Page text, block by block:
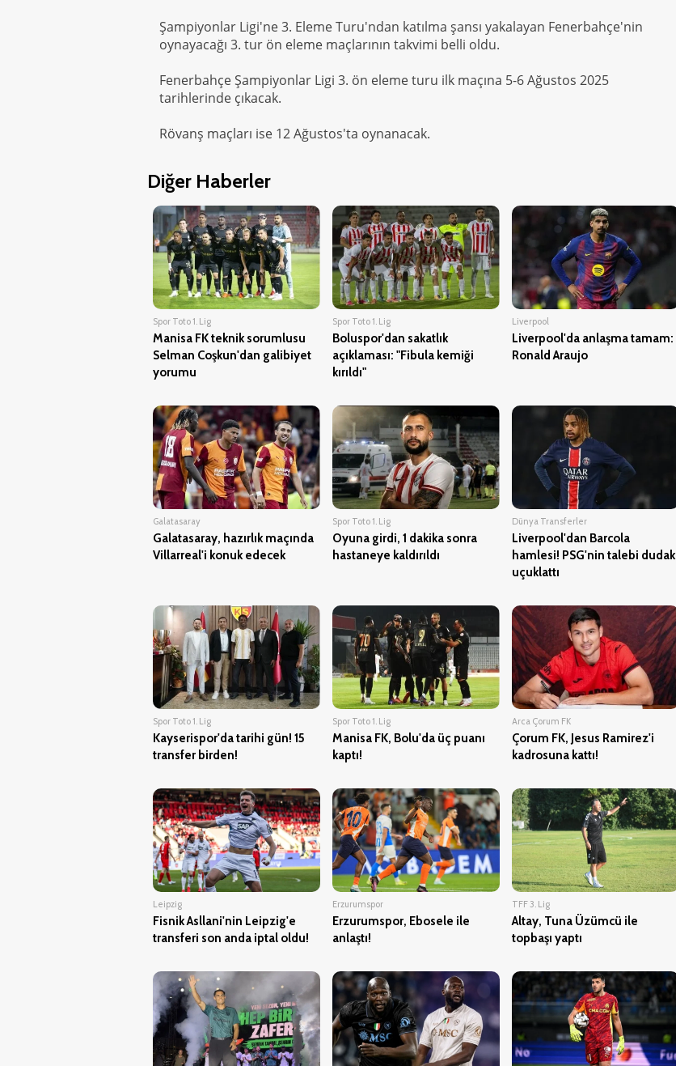
Şampiyonlar Ligi'ne 3. Eleme Turu'ndan katılma şansı yakalayan Fenerbahçe'nin
oynayacağı 3. tur ön eleme maçlarının takvimi belli oldu.
Fenerbahçe Şampiyonlar Ligi 3. ön eleme turu ilk maçına 5-6 Ağustos 2025
tarihlerinde çıkacak.
Rövanş maçları ise 12 Ağustos'ta oynanacak.
Diğer Haberler
Spor Toto 1. Lig
Manisa FK teknik sorumlusu
Selman Coşkun'dan galibiyet
yorumu
Spor Toto 1. Lig
Boluspor'dan sakatlık
açıklaması: "Fibula kemiği
kırıldı"
Liverpool
Liverpool'da anlaşma tamam:
Ronald Araujo
Galatasaray
Galatasaray, hazırlık maçında
Villarreal'i konuk edecek
Spor Toto 1. Lig
Oyuna girdi, 1 dakika sonra
hastaneye kaldırıldı
Dünya Transferler
Liverpool'dan Barcola
hamlesi! PSG'nin talebi dudak
uçuklattı
Spor Toto 1. Lig
Kayserispor'da tarihi gün! 15
transfer birden!
Spor Toto 1. Lig
Manisa FK, Bolu'da üç puanı
kaptı!
Arca Çorum FK
Çorum FK, Jesus Ramirez'i
kadrosuna kattı!
Leipzig
Fisnik Asllani'nin Leipzig'e
transferi son anda iptal oldu!
Erzurumspor
Erzurumspor, Ebosele ile
anlaştı!
TFF 3. Lig
Altay, Tuna Üzümcü ile
topbaşı yaptı